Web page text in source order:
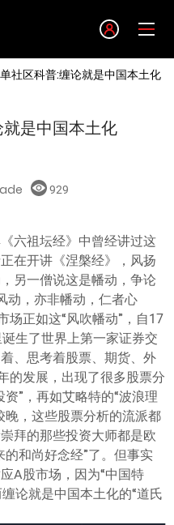
社区科普:缠论就是中国本土化
是中国本土化
929
六祖坛经》中曾经讲过这
在开讲《涅槃经》，风扬
另一僧说这是幡动，争论
动，亦非幡动，仁者心
场正如这“风吹幡动”，自17
生了世界上第一家证券交
、思考着股票、期货、外
的发展，出现了很多股票分
”，再如艾略特的“波浪理
，这些股票分析的流派都
拜的那些投资大师都是欧
和尚好念经”了。但事实
A股市场，因为“中国特
论就是中国本土化的“道氏